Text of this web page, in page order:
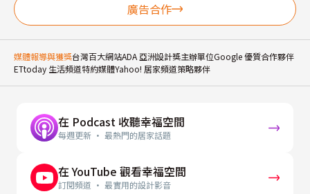
廣告合作
媒體報導與獲獎台灣百大網站ADA 亞洲設計獎主辦單位Google 優質合作夥伴
ETtoday 生活頻道特約媒體Yahoo! 居家頻道策略夥伴
在 Podcast 收聽幸福空間
每週更新 · 最熱門的居家話題
在 YouTube 觀看幸福空間
訂閱頻道 · 最實用的設計影音